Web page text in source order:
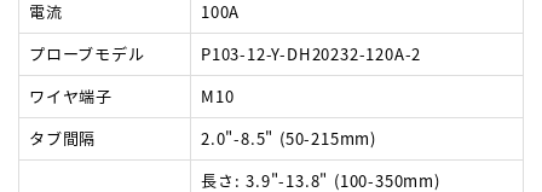
電流 100A
プローブモデル P103-12-Y-DH20232-120A-2
ワイヤ端子 M10
タブ間隔 2.0"-8.5" (50-215mm)
長さ: 3.9"-13.8" (100-350mm)